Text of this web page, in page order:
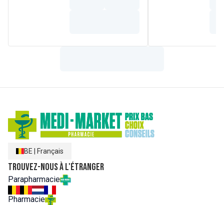
BE Français
Trouvez-nous à l'étranger
Parapharmacie
Pharmacie